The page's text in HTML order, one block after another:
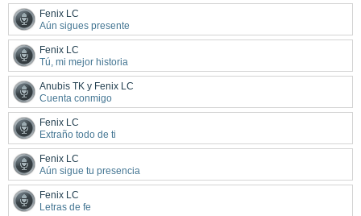
Fenix LC
Aún sigues presente
Fenix LC
Tú, mi mejor historia
Anubis TK y Fenix LC
Cuenta conmigo
Fenix LC
Extraño todo de ti
Fenix LC
Aún sigue tu presencia
Fenix LC
Letras de fe